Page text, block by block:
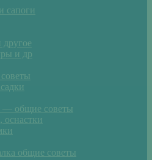
сапоги
и др
— общие советы
оснастки
общие советы